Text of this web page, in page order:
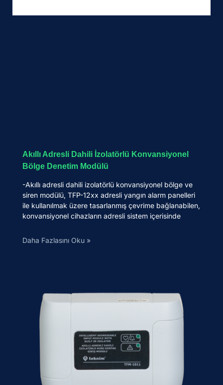
Akıllı Adresli Dahili İzolatörlü Konvansiyonel
Bölge Denetim Modülü
-Akıllı adresli dahili izolatörlü konvansiyonel bölge ve
siren modülü, TFP-12xx adresli yangın alarm panelleri
ile kullanılmak üzere tasarlanmış çevrime bağlanabilen,
konvansiyonel cihazların adresli sistem içerisinde
Daha Fazlasını Oku »